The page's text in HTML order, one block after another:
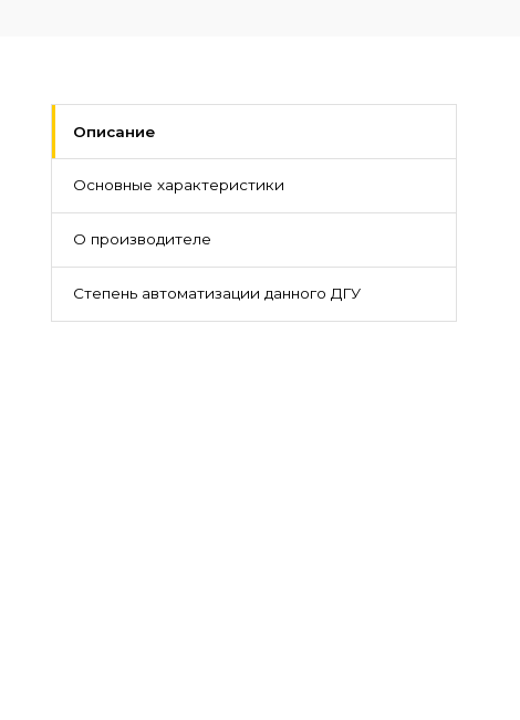
Описание
Основные характеристики
О производителе
Степень автоматизации данного ДГУ